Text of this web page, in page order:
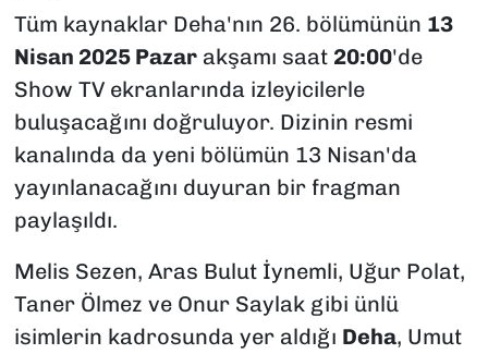
Tüm kaynaklar Deha'nın 26. bölümünün 13
Nisan 2025 Pazarakşamı saat 20:00'de
Show TV ekranlarında izleyicilerle
buluşacağını doğruluyor. Dizinin resmi
kanalında da yeni bölümün 13 Nisan'da
yayınlanacağını duyuran bir fragman
paylaşıldı.
Melis Sezen, Aras Bulut İynemli, Uğur Polat,
Taner Ölmez ve Onur Saylak gibi ünlü
isimlerin kadrosunda yer aldığı Deha, Umut